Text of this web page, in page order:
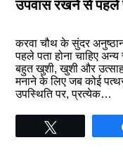
उपवास रखने से पहले
करवा चौथ के सुंदर
पहले पता होना चाहिए
बहुत खुशी, खुशी और
मनाने के लिए जब कोई
उपस्थिति पर, प्रत्येक…